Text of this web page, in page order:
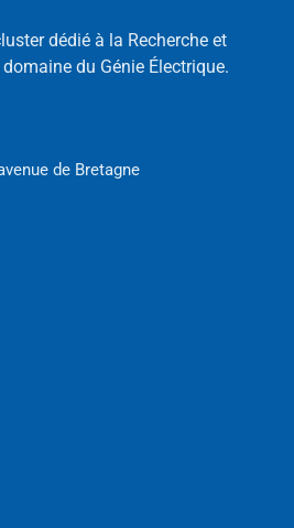
dédié à la Recherche et
du Génie Électrique.
de Bretagne